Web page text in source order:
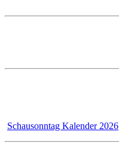
Schausonntag Kalender 2026